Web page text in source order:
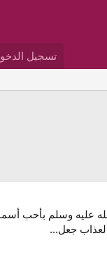
تسجيل
وسلم بأحب
جعل...